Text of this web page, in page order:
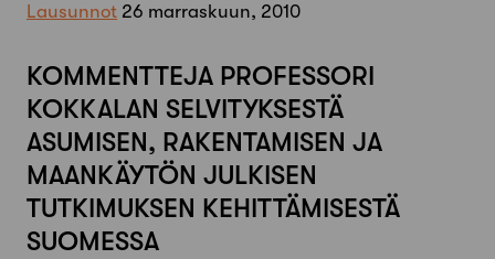
Lausunnot 26 marraskuun, 2010
KOMMENTTEJA PROFESSORI
KOKKALAN SELVITYKSESTÄ
ASUMISEN, RAKENTAMISEN JA
MAANKÄYTÖN JULKISEN
TUTKIMUKSEN KEHITTÄMISESTÄ
SUOMESSA